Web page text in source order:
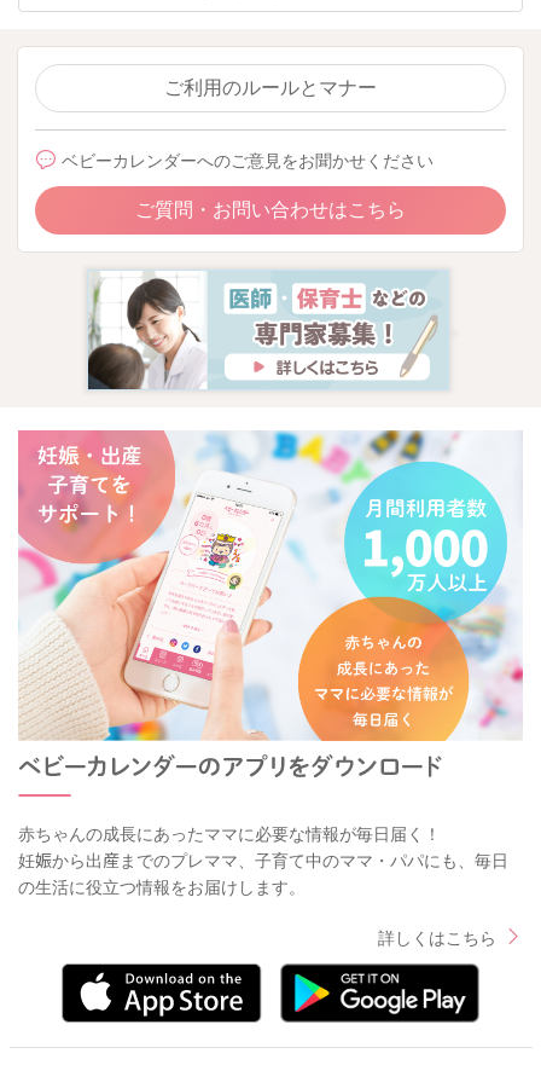
ご利用のルールとマナー
ベビーカレンダーへのご意見をお聞かせください
ご質問・お問い合わせはこちら
赤ちゃんの成長にあったママに必要な情報が毎日届く！
妊娠から出産までのプレママ、子育て中のママ・パパにも、毎日
の生活に役立つ情報をお届けします。
詳しくはこちら